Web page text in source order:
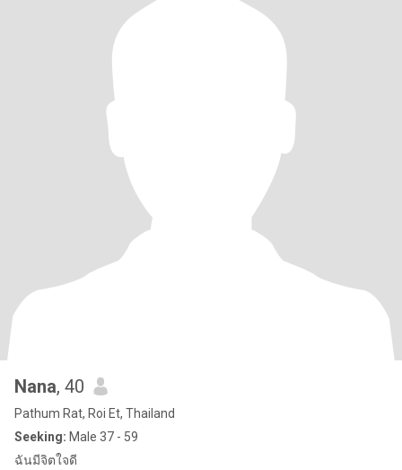
Nana, 40
Pathum Rat, Roi Et, Thailand
Seeking: Male 37 - 59
ฉันมีจิตใจดี